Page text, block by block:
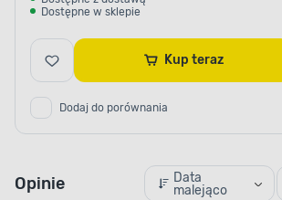
Dostępne w sklepie
Kup teraz
Dodaj do porównania
Opinie
Data
malejąco